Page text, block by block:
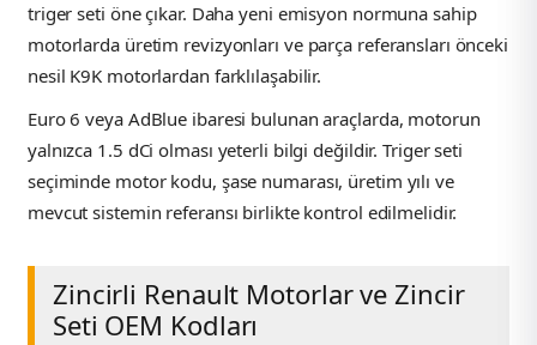
triger seti öne çıkar. Daha yeni emisyon normuna sahip
motorlarda üretim revizyonları ve parça referansları önceki
nesil K9K motorlardan farklılaşabilir.
Euro 6 veya AdBlue ibaresi bulunan araçlarda, motorun
yalnızca 1.5 dCi olması yeterli bilgi değildir. Triger seti
seçiminde motor kodu, şase numarası, üretim yılı ve
mevcut sistemin referansı birlikte kontrol edilmelidir.
Zincirli Renault Motorlar ve Zincir
Seti OEM Kodları